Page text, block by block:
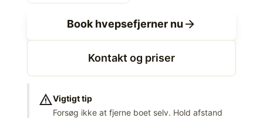
Book hvepsefjerner nu arrow_forward
Kontakt og priser
warningVigtigt tip
Forsøg ikke at fjerne boet selv. Hold afstand